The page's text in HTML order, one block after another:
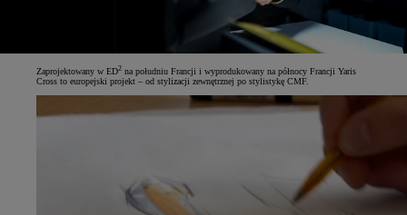
Zaprojektowany w ED2 na południu Francji i wyprodukowany na północy Francji Yaris
Cross to europejski projekt – od stylizacji zewnętrznej po stylistykę CMF.